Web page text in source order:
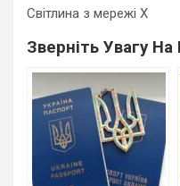
Світлина з мережі X
Зверніть Увагу